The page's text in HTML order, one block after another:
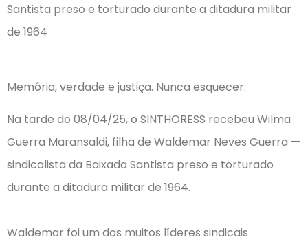
Santista preso e torturado durante a ditadura militar
de 1964
Memória, verdade e justiça. Nunca esquecer.
Na tarde do 08/04/25, o SINTHORESS recebeu Wilma
Guerra Maransaldi, filha de Waldemar Neves Guerra —
sindicalista da Baixada Santista preso e torturado
durante a ditadura militar de 1964.
Waldemar foi um dos muitos líderes sindicais